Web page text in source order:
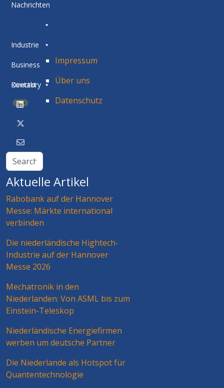
Nachrichten
Industrie
Business
Directory
BETA
Kontakt
Impressum
Über uns
Datenschutz
Aktuelle Artikel
Rabobank auf der Hannover
Messe: Märkte international
verbinden
Die niederländische Hightech-
Industrie auf der Hannover
Messe 2026
Mechatronik in den
Niederlanden: Von ASML bis zum
Einstein-Teleskop
Niederländische Energiefirmen
werben um deutsche Partner
Die Niederlande als Hotspot für
Quantentechnologie